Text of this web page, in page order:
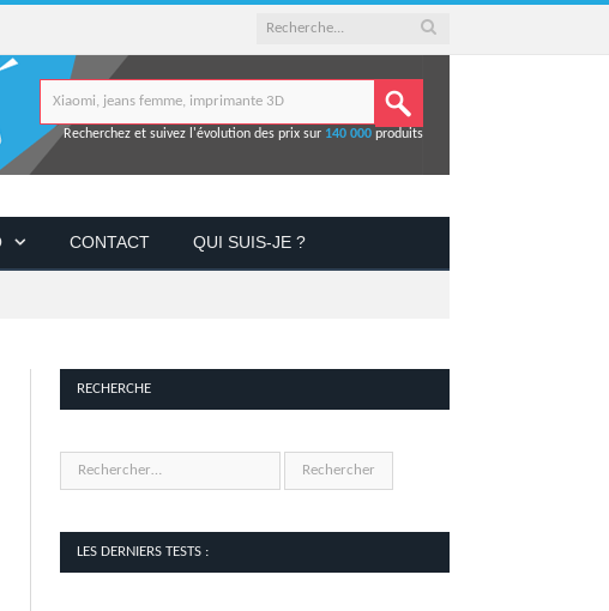
Recherchez et suivez l'évolution des prix sur 140 000 produits
CONTACT QUI SUIS-JE ?
RECHERCHE
LES DERNIERS TESTS :